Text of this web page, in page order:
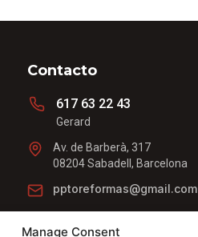
Manage Consent
Contacto
617 63 22 43
Gerard
Av. de Barberà, 317
08204 Sabadell, Barcelona
pptoreformas@gmail.com